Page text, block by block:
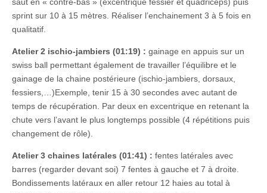
sprint sur 10 à 15 mètres. Réaliser l’enchainement 3 à 5 fois en
qualitatif.
Atelier 2 ischio-jambiers (01:19) : gainage en appuis sur un
swiss ball permettant également de travailler l’équilibre et le
gainage de la chaine postérieure (ischio-jambiers, dorsaux,
fessiers,…)Exemple, tenir 15 à 30 secondes avec autant de
temps de récupération. Par deux en excentrique en retenant la
chute vers l’avant le plus longtemps possible (4 répétitions puis
changement de rôle).
Atelier 3 chaines latérales (01:41) : fentes latérales avec
barres (regarder devant soi) 7 fentes à gauche et 7 à droite.
Bondissements latéraux en aller retour 12 haies au total à